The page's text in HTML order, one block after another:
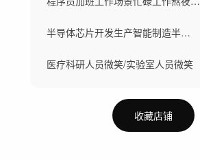
半导体芯片开发生产智能制造半导体晶圆制造
医疗科研人员微笑/实验室人员微笑
收藏店铺